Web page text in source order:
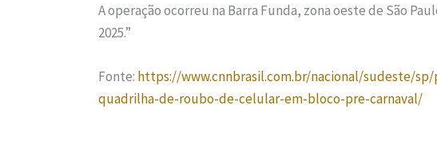
A operação ocorreu na Barra Funda, zona oeste de São
2025.”
Fonte: https://www.cnnbrasil.com.br/nacional/sudeste/
quadrilha-de-roubo-de-celular-em-bloco-pre-carnaval/